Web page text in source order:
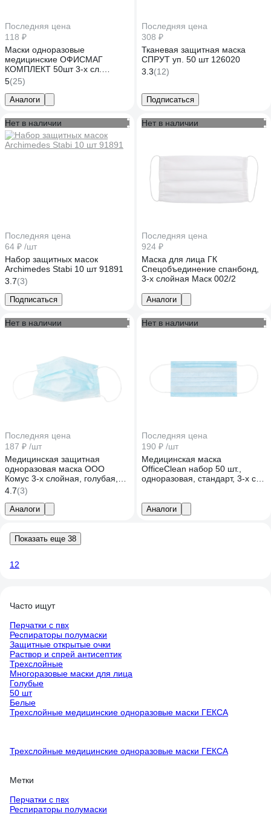
Последняя цена
118 ₽
Маски одноразовые
медицинские ОФИСМАГ
КОМПЛЕКТ 50шт 3-х сл.
черные, фильтр СМС, п/э, ш/к
48778 631643
5(25)
Аналоги
Последняя цена
308 ₽
Тканевая защитная маска
СПРУТ уп. 50 шт 126020
3.3(12)
Подписаться
Нет в наличии
Последняя цена
64 ₽ /шт
Набор защитных масок
Archimedes Stabi 10 шт 91891
3.7(3)
Подписаться
Нет в наличии
Последняя цена
924 ₽
Маска для лица ГК
Спецобъединение спанбонд,
3-х слойная Маск 002/2
Аналоги
Нет в наличии
Последняя цена
187 ₽ /шт
Медицинская защитная
одноразовая маска ООО
Комус 3-х слойная, голубая,
50 штук в упаковке 1494493
4.7(3)
Аналоги
Нет в наличии
Последняя цена
190 ₽ /шт
Медицинская маска
OfficeClean набор 50 шт.,
одноразовая, стандарт, 3-х сл.
Аналоги
Показать еще 38
1 2
Часто ищут
Перчатки с пвх
Респираторы полумаски
Защитные открытые очки
Раствор и спрей антисептик
Трехслойные
Многоразовые маски для лица
Голубые
50 шт
Белые
Трехслойные медицинские одноразовые маски ГЕКСА
Трехслойные медицинские одноразовые маски ГЕКСА
Метки
Перчатки с пвх
Респираторы полумаски